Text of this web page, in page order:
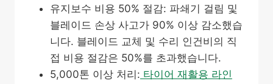
유지보수 비용 50% 절감: 파쇄기 걸림 및
블레이드 손상 사고가 90% 이상 감소했습
니다. 블레이드 교체 및 수리 인건비의 직
접 비용 절감은 50%를 초과했습니다.
5,000톤 이상 처리: 타이어 재활용 라인